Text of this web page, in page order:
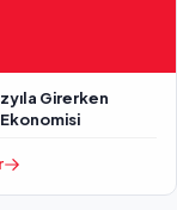
Girerken